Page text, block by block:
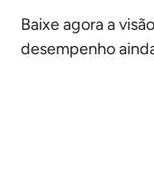
Baixe agora a
desempenho